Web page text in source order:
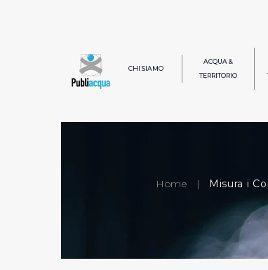
CHI SIAMO
ACQUA &
TERRITORIO
Home | Misura i